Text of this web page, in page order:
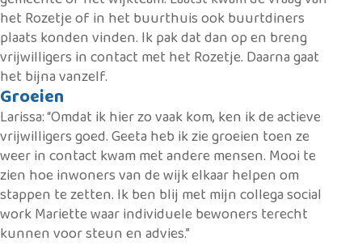
het Rozetje of in het buurthuis ook buurtdiners
plaats konden vinden. Ik pak dat dan op en breng
vrijwilligers in contact met het Rozetje. Daarna gaat
het bijna vanzelf.
Groeien
Larissa: “Omdat ik hier zo vaak kom, ken ik de actieve
vrijwilligers goed. Geeta heb ik zie groeien toen ze
weer in contact kwam met andere mensen. Mooi te
zien hoe inwoners van de wijk elkaar helpen om
stappen te zetten. Ik ben blij met mijn collega social
work Mariette waar individuele bewoners terecht
kunnen voor steun en advies.”